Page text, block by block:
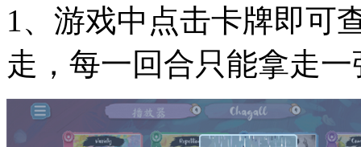
1、游戏中点击卡牌即可
走，每一回合只能拿走一